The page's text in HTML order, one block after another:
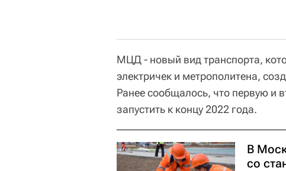
МЦД - новый вид транспорта,
электричек и метрополитена,
Ранее сообщалось, что первую и
запустить к концу 2022 года.
В
со